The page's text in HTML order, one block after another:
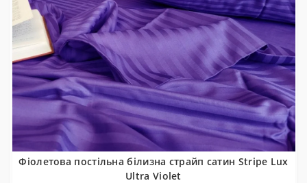
Фіолетова постільна білизна страйп сатин Stripe Lux
Ultra Violet